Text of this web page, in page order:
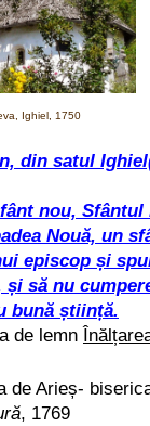
Ighiel, 1750
din satul
nou, Sfântul
Nouă, un
episcop și
și să nu
bună știință.
de lemn
de Arieș-
, 1769